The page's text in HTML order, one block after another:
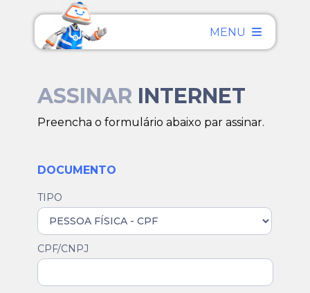
MENU
ASSINAR INTERNET
Preencha o formulário abaixo par assinar.
DOCUMENTO
TIPO
CPF/CNPJ